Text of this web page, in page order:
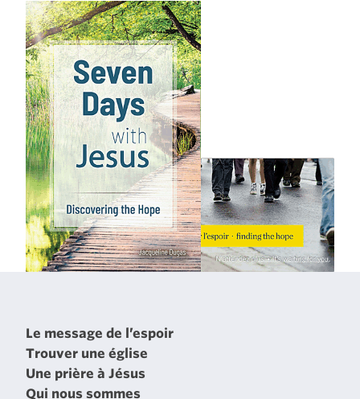
Le message de l’espoir
Trouver une église
Une prière à Jésus
Qui nous sommes